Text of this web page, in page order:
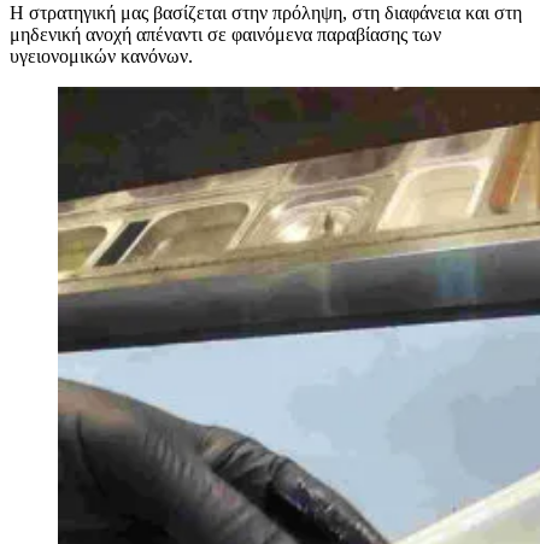
Η στρατηγική μας βασίζεται στην πρόληψη, στη διαφάνεια και στη
μηδενική ανοχή απέναντι σε φαινόμενα παραβίασης των
υγειονομικών κανόνων.